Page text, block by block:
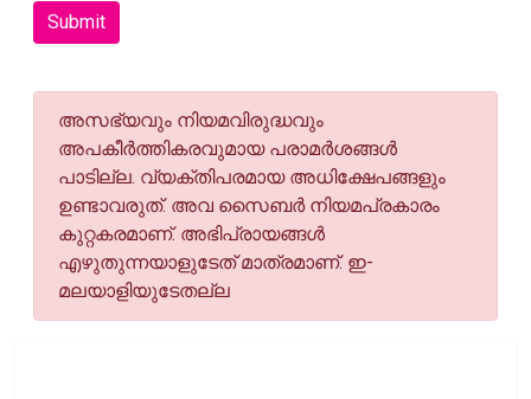
Submit
അസഭ്യവും നിയമവിരുദ്ധവും
അപകീര്‍ത്തികരവുമായ പരാമര്‍ശങ്ങള്‍
പാടില്ല. വ്യക്തിപരമായ അധിക്ഷേപങ്ങളും
ഉണ്ടാവരുത്. അവ സൈബര്‍ നിയമപ്രകാരം
കുറ്റകരമാണ്. അഭിപ്രായങ്ങള്‍
എഴുതുന്നയാളുടേത് മാത്രമാണ്. ഇ-
മലയാളിയുടേതല്ല